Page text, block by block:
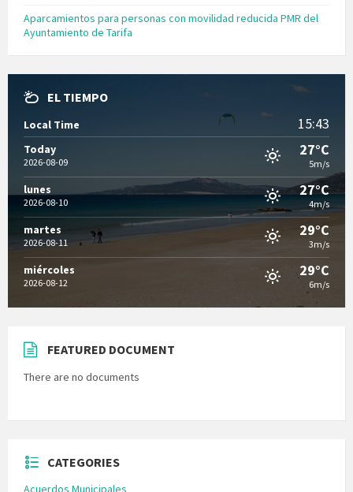
Aparcamientos para personas con movilidad reducida PMR del
Ayuntamiento de Tarifa
EL TIEMPO
Local Time 15:43
Today
2026-08-09
27°C
5m/s
lunes
2026-08-10
27°C
4m/s
martes
2026-08-11
29°C
3m/s
miércoles
2026-08-12
29°C
6m/s
FEATURED DOCUMENT
There are no documents
CATEGORIES
Acuerdos Municipales